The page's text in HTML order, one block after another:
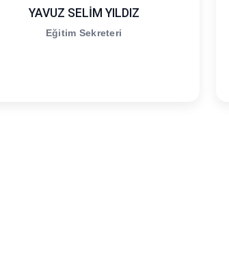
YAVUZ SELİM YILDIZ
Eğitim Sekreteri